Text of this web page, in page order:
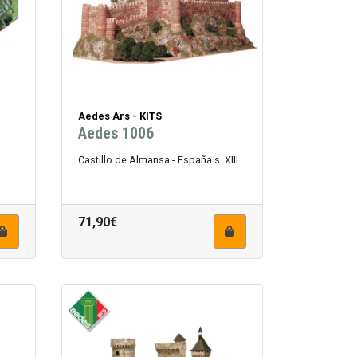
Aedes Ars - KITS
Aedes 1006
Castillo de Almansa - España s. XIII
71,90€